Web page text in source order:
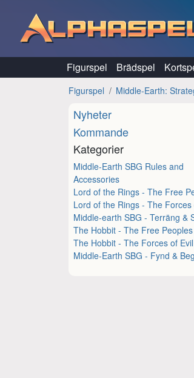
Figurspel Brädspel
Figurspel Middle-Earth:
Nyheter
Kommande
Kategorier
Middle-Earth SBG Rules and
Accessories
Lord of the Rings - The Free
Lord of the Rings - The Forces
Middle-earth SBG - Terräng &
The Hobbit - The Free Peoples
The Hobbit - The Forces of Evil
Middle-Earth SBG - Fynd &